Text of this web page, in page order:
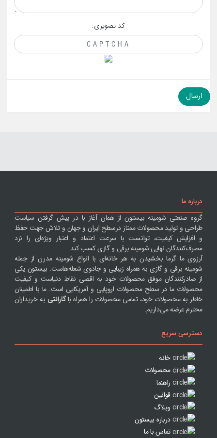
کد تصویری:
درباره ما
گروه صنعتی شومینه بیستون از همان آغاز با در پیش گرفتن سیاست
طراحی و تولید محصولات ممتاز درسطح ایران و جهان و تلاش جهت حفظ
و افزایش کیفیت، توانست با سرعت اعتماد و اعتبار ویژه‌ای را نزد
مصرف‌کنندگان نهایی شومینه برقی و گازی کسب کند.
آرزوی ما گرما بخشیدن به هر خانه‌ای با انواع شومینه مدرن از جمله
شومینه برقی و گازی به همراه زیبایی و جادوی شعله‌هاست. بیستون یکی
از صادرکنندگان موفق محصولات خود به اقصی نقاط دنیاست و کیفیت
محصولات ما در سطح محصولات اروپایی و آمریکایی است. ما با اطمینان
خاطر به محصولات خود، تمامی محصولات را همراه باگارانتی به خریداران
محترم عرضه می‌داریم.
دسترسی سریع
خانه
محصولات
راهنما
قوانین
وبلاگ
درباره بیستون
تماس با ما